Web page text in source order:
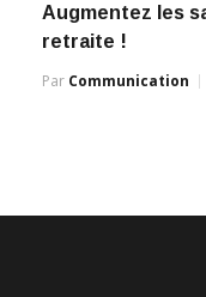
Augmentez les
retraite !
Par Communication